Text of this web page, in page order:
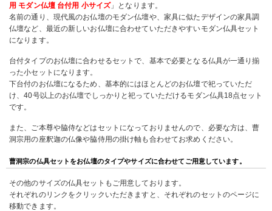
用 モダン仏壇 台付用 小サイズ」となります。
名前の通り、現代風のお仏壇のモダン仏壇や、家具に似たデザインの家具調
仏壇など、最近の新しいお仏壇に合わせていただきやすいモダン仏具セット
になります。
台付タイプのお仏壇に合わせるセットで、基本で必要となる仏具が一通り揃
った小セットになります。
下台付のお仏壇になるため、基本的にはほとんどのお仏壇で祀っていただ
け、40号以上のお仏壇でしっかりと祀っていただけるモダン仏具18点セット
です。
また、ご本尊や脇侍などはセットになっておりませんので、必要な方は、曹
洞宗用の座釈迦の仏像や脇侍用の掛け軸も合わせてお求めください。
曹洞宗の仏具セットをお仏壇のタイプやサイズに合わせてご用意しています。
その他のサイズの仏具セットもご用意しております。
それぞれのリンクをクリックいただきますと、それぞれのセットのページに
移動できます。